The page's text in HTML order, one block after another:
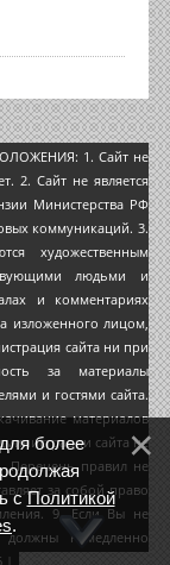
1. Сайт не
2. Сайт не является
Министерства РФ
коммуникаций. 3.
художественным
людьми и
и комментариях
изложенного лицом,
сайта ни при
за материалы
и гостями сайта.
материалов
сайта не
Перечень правил не
за собой право
9. Если Вы не
немедленно
более
сПолитикой
.